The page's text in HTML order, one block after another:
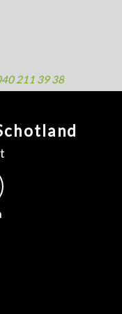
211 39 38